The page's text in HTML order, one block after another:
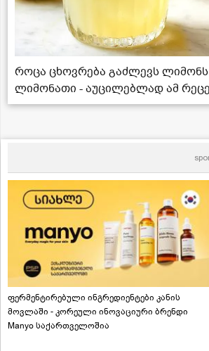
როცა ცხოვრება გაძლევს
ლიმონათი - აუცილებლად ამ
ფერმენტირებული ინგრედიენტები კანის
მოვლაში - კორეული ინოვაციური ბრენდი
Manyo საქართველოშია